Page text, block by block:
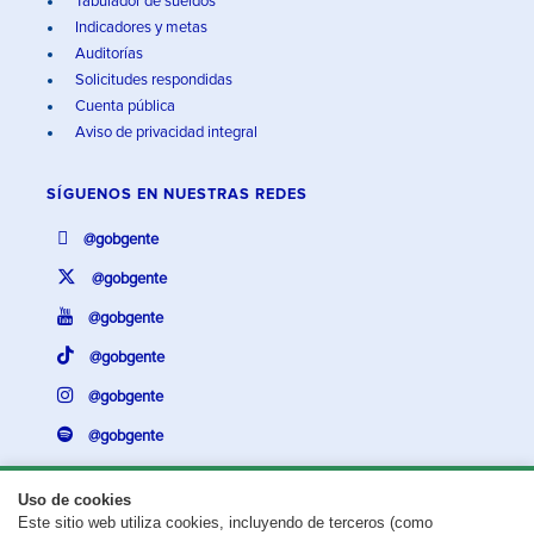
Uso de cookies
Este sitio web utiliza cookies, incluyendo de terceros (como
Indicadores y metas
Auditorías
Solicitudes respondidas
Cuenta pública
Aviso de privacidad integral
SÍGUENOS EN NUESTRAS REDES
@gobgente
@gobgente
@gobgente
@gobgente
@gobgente
@gobgente
¿Existe algún problema con esta página?Repórtalo aquí.